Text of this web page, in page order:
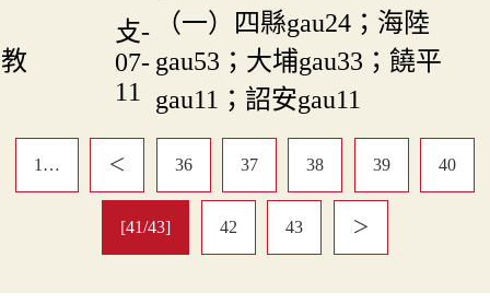
教
攴-
07-
11
（一）四縣gau24；海陸
gau53；大埔gau33；饒平
gau11；詔安gau11
1… ＜ 36 37 38 39 40
[41/43] 42 43 ＞